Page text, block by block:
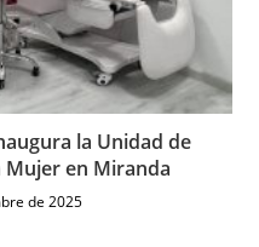
la Unidad de
en Miranda
de 2025